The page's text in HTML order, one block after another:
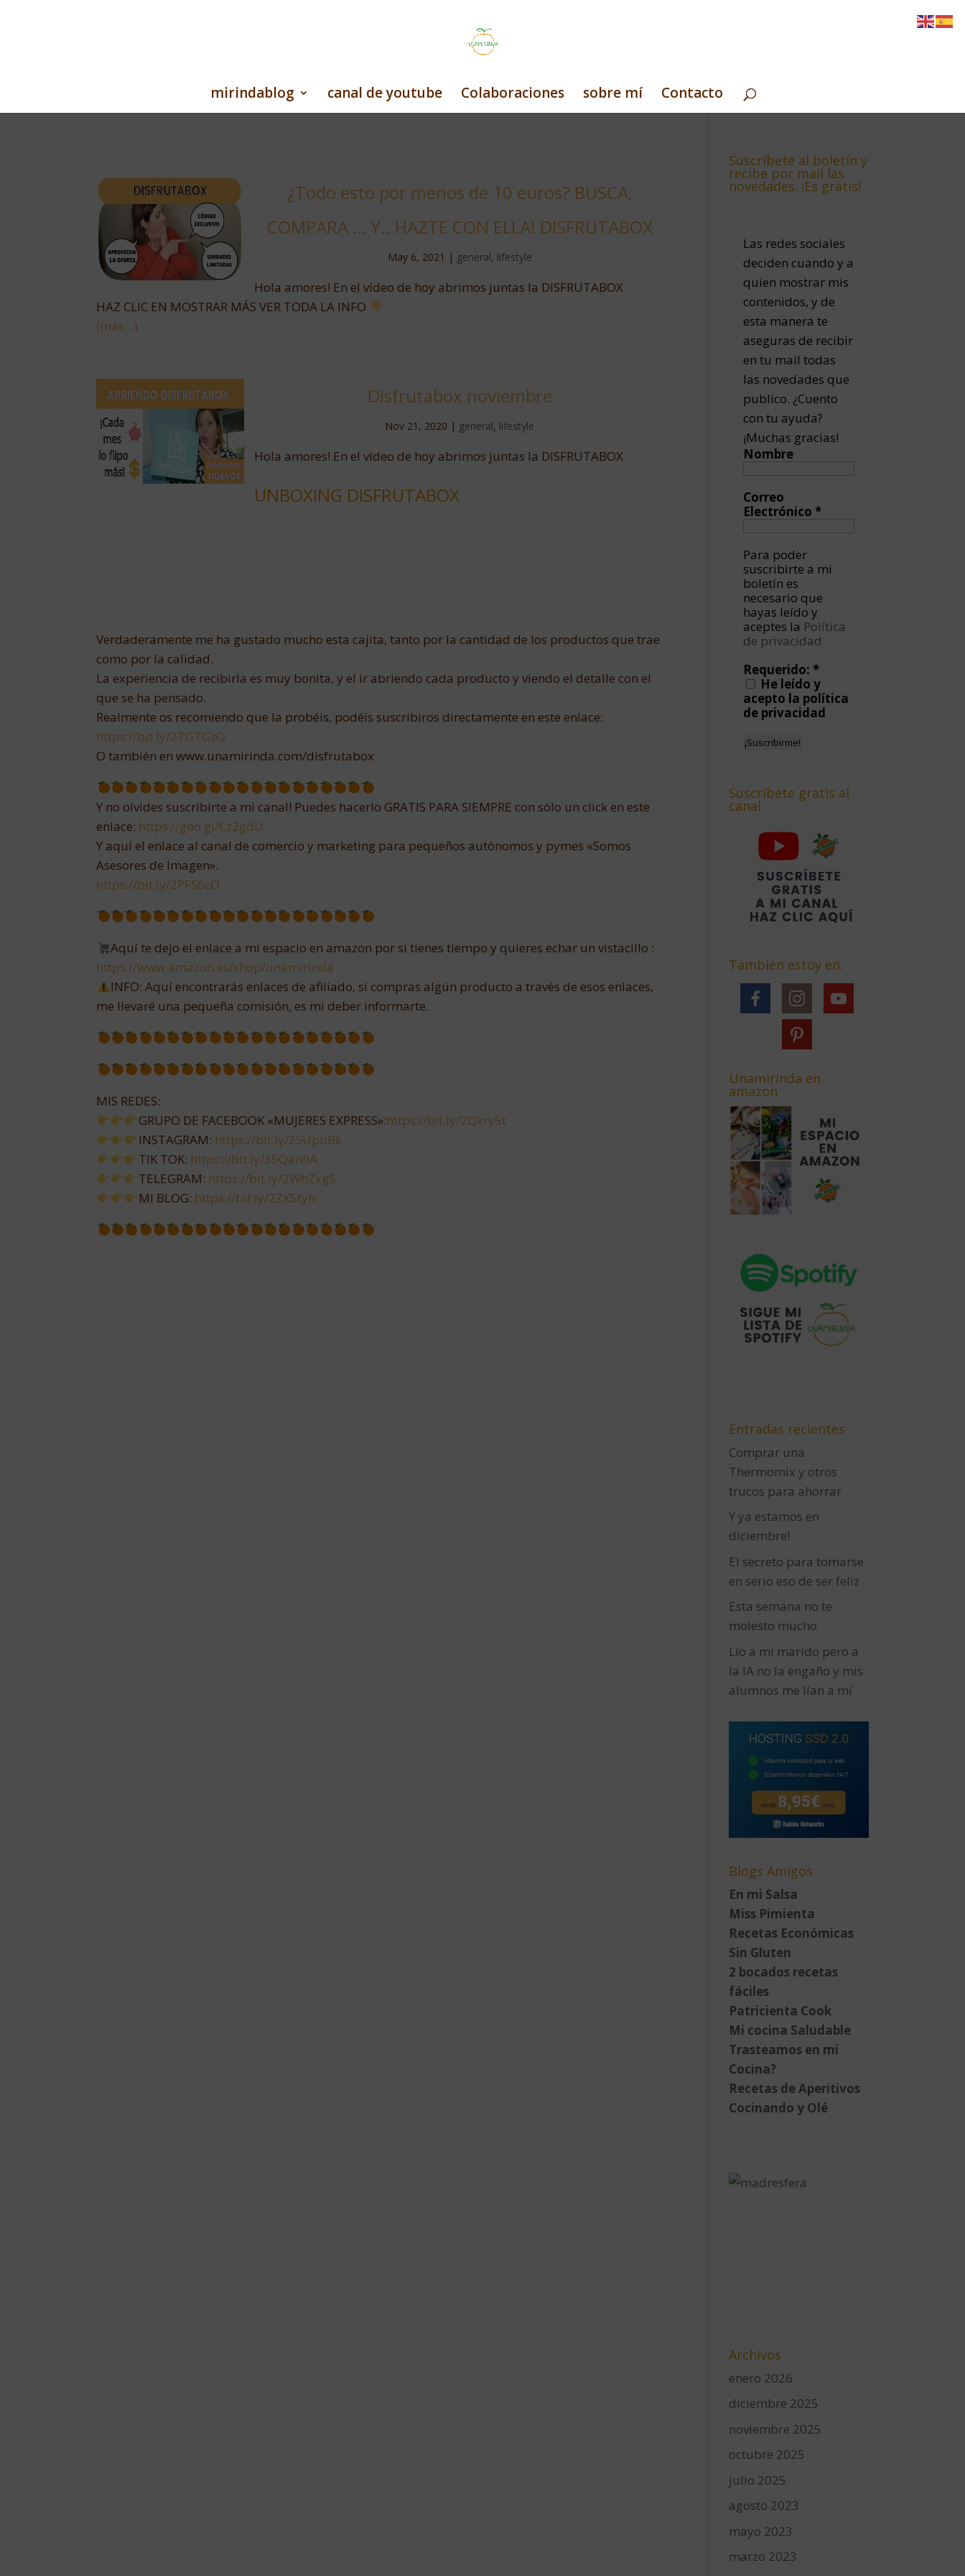
mirindablog canal de youtube Colaboraciones sobre mí Contacto
¿Todo esto por menos de 10 euros? BUSCA,
COMPARA … Y.. HAZTE CON ELLA! DISFRUTABOX
May 6, 2021 | general, lifestyle
Hola amores! En el vídeo de hoy abrimos juntas la DISFRUTABOX
HAZ CLIC EN MOSTRAR MÁS VER TODA LA INFO
(más…)
Disfrutabox noviembre
Nov 21, 2020 | general, lifestyle
Hola amores! En el vídeo de hoy abrimos juntas la DISFRUTABOX
UNBOXING DISFRUTABOX
Verdaderamente me ha gustado mucho esta cajita, tanto por la cantidad de los productos que trae
como por la calidad.
La experiencia de recibirla es muy bonita, y el ir abriendo cada producto y viendo el detalle con el
que se ha pensado.
Realmente os recomiendo que la probéis, podéis suscribiros directamente en este enlace:
https://bit.ly/2TGTGzO
O también en www.unamirinda.com/disfrutabox
Y no olvides suscribirte a mi canal! Puedes hacerlo GRATIS PARA SIEMPRE con sólo un click en este
enlace: https://goo.gl/Cz2gdU
Y aquí el enlace al canal de comercio y marketing para pequeños autónomos y pymes «Somos
Asesores de Imagen».
https://bit.ly/2PFS6cO
Aquí te dejo el enlace a mi espacio en amazon por si tienes tiempo y quieres echar un vistacillo :
https://www.amazon.es/shop/unamirinda
INFO: Aquí encontrarás enlaces de afiliado, si compras algún producto a través de esos enlaces,
me llevaré una pequeña comisión, es mi deber informarte.
MIS REDES:
GRUPO DE FACEBOOK «MUJERES EXPRESS»:https://bit.ly/2Qkry5t
INSTAGRAM: https://bit.ly/2SUpuBk
TIK TOK: https://bit.ly/35QanhA
TELEGRAM: https://bit.ly/2WhZxgS
MI BLOG: https://bit.ly/2ZX5tyh
Suscríbete al boletín y
recibe por mail las
novedades. ¡Es gratis!
Las redes sociales
deciden cuando y a
quien mostrar mis
contenidos, y de
esta manera te
aseguras de recibir
en tu mail todas
las novedades que
publico. ¿Cuento
con tu ayuda?
¡Muchas gracias!
Nombre
Correo
Electrónico*
Para poder
suscribirte a mi
boletín es
necesario que
hayas leído y
aceptes la Política
de privacidad
Requerido:*
He leído y
acepto la política
de privacidad
Suscríbete gratis al
canal
También estoy en:
Unamirinda en
amazon
Entradas recientes
Comprar una
Thermomix y otros
trucos para ahorrar
Y ya estamos en
diciembre!
El secreto para tomarse
en serio eso de ser feliz
Esta semana no te
molesto mucho
Lío a mi marido pero a
la IA no la engaño y mis
alumnos me lían a mí
Blogs Amigos
En mi Salsa
Miss Pimienta
Recetas Económicas
Sin Gluten
2 bocados recetas
fáciles
Patricienta Cook
Mi cocina Saludable
Trasteamos en mi
Cocina?
Recetas de Aperitivos
Cocinando y Olé
Archivos
enero 2026
diciembre 2025
noviembre 2025
octubre 2025
julio 2025
agosto 2023
mayo 2023
marzo 2023